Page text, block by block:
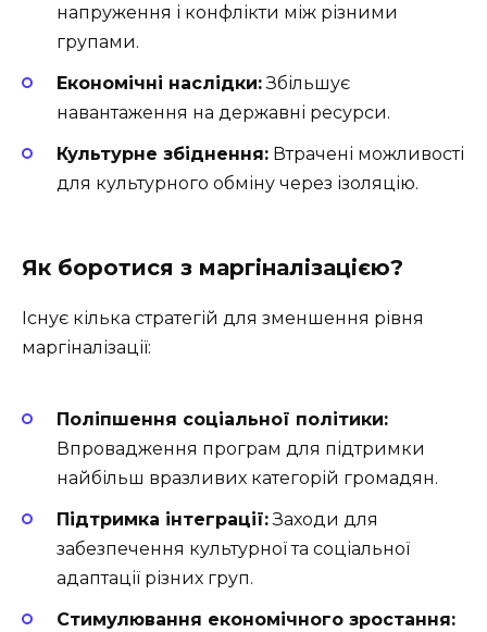
напруження і конфлікти між різними
групами.
Економічні наслідки:Збільшує
навантаження на державні ресурси.
Культурне збіднення: Втрачені можливості
для культурного обміну через ізоляцію.
Як боротися з маргіналізацією?
Існує кілька стратегій для зменшення рівня
маргіналізації:
Поліпшення соціальної політики:
Впровадження програм для підтримки
найбільш вразливих категорій громадян.
Підтримка інтеграції:Заходи для
забезпечення культурної та соціальної
адаптації різних груп.
Стимулювання економічного зростання: